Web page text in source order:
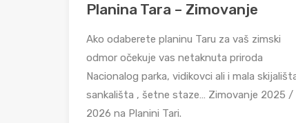
Planina Tara – Zimovanje
Ako odaberete planinu Taru za vaš zimski
odmor očekuje vas netaknuta priroda
Nacionalog parka, vidikovci ali i mala
sankališta , šetne staze… Zimovanje 2025 /
2026 na Planini Tari.